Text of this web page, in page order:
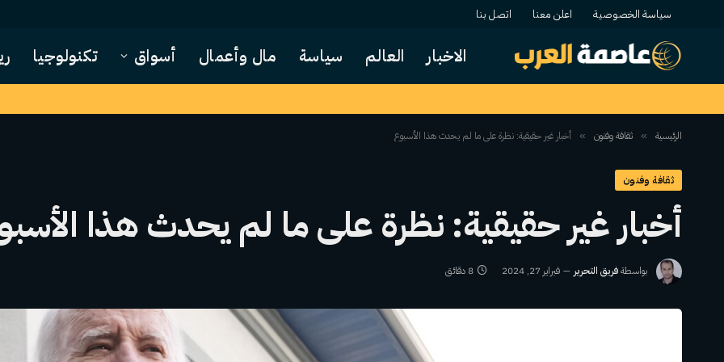
سياسة الخصوصية اعلن معنا اتصل بنا
الاخبار العالم سياسة مال وأعمال أسواق تكنولوجيا
الرئيسية » ثقافة وفنون » أخبار غير حقيقية: نظرة على ما لم يحدث هذا الأسبوع
ثقافة وفنون
أخبار غير حقيقية: نظرة على ما لم يحدث هذا
بواسطةفريق التحرير فبراير 27, 2024 8 دقائق